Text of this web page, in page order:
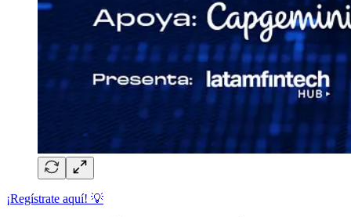
¡Regístrate aquí! 💡